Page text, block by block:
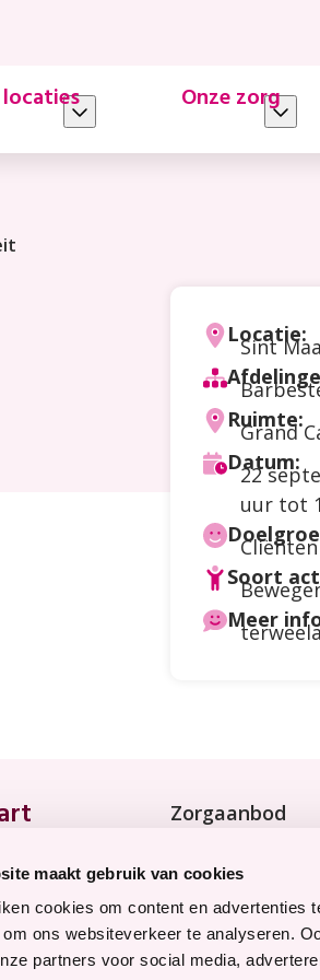
maakt gebruik van cookies
cookies om content en advertenties
om ons websiteverkeer te analyseren.
partners voor social media,
Onze zorg
Locatie:
Sint
Ruimte:
Grand
Datum:
22
uur tot
Cliënten
Soort
Meer
Zorgaanbod
Tijdelijke zorg
Snel naar